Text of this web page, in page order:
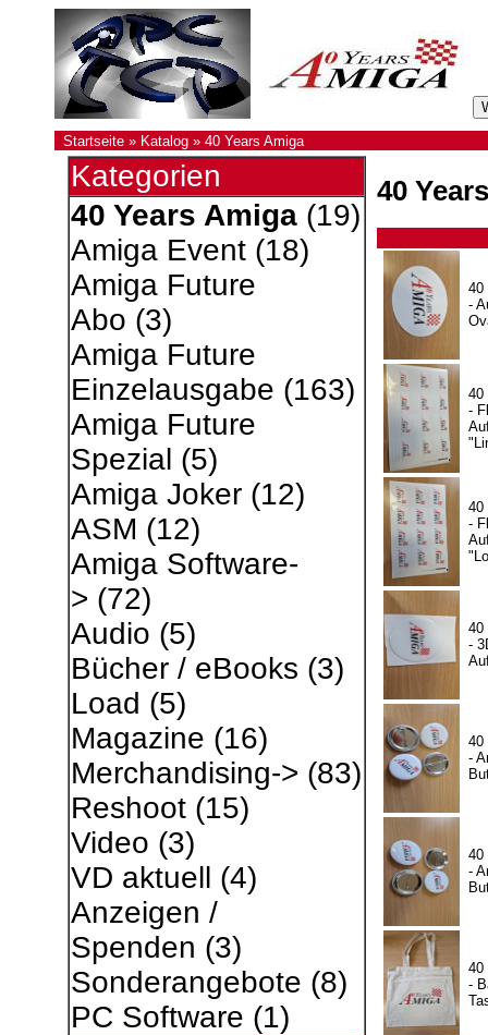
Startseite » Katalog » 40 Years Amiga
Kategorien
40 Years Amiga(19)
Amiga Event(18)
Amiga Future
Abo (3)
Amiga Future
Einzelausgabe (163)
Amiga Future
Spezial (5)
Amiga Joker(12)
ASM (12)
Amiga Software-
> (72)
Audio (5)
Bücher / eBooks (3)
Load (5)
Magazine (16)
Merchandising-> (83)
Reshoot(15)
Video (3)
VD aktuell (4)
Anzeigen /
Spenden (3)
Sonderangebote (8)
PC Software (1)
40
40
-
40
-
40
-
40
-
40
-
40
-
40
-